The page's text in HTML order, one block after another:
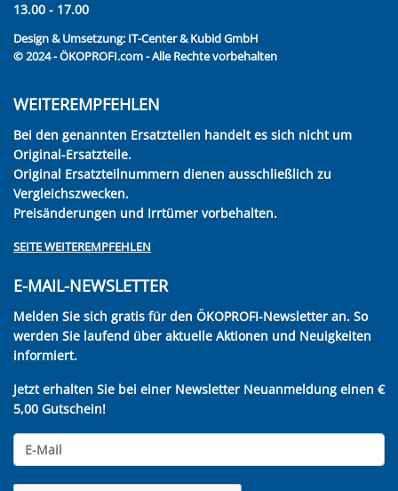
13.00 - 17.00
Design & Umsetzung: IT-Center & Kubid GmbH
© 2024 - ÖKOPROFI.com - Alle Rechte vorbehalten
WEITEREMPFEHLEN
Bei den genannten Ersatzteilen handelt es sich nicht um
Original-Ersatzteile.
Original Ersatzteilnummern dienen ausschließlich zu
Vergleichszwecken.
Preisänderungen und Irrtümer vorbehalten.
SEITE WEITEREMPFEHLEN
E-MAIL-NEWSLETTER
Melden Sie sich gratis für den ÖKOPROFI-Newsletter an. So
werden Sie laufend über aktuelle Aktionen und Neuigkeiten
informiert.
Jetzt erhalten Sie bei einer Newsletter Neuanmeldung einen €
5,00 Gutschein!